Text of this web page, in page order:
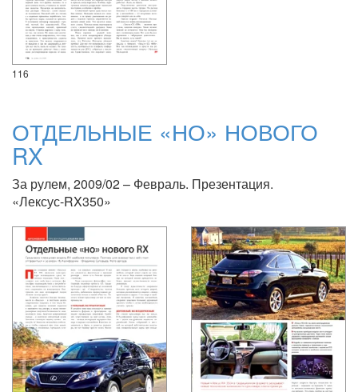
116
ОТДЕЛЬНЫЕ «НО» НОВОГО
RX
За рулем, 2009/02 – Февраль. Презентация.
«Лексус-RX350»